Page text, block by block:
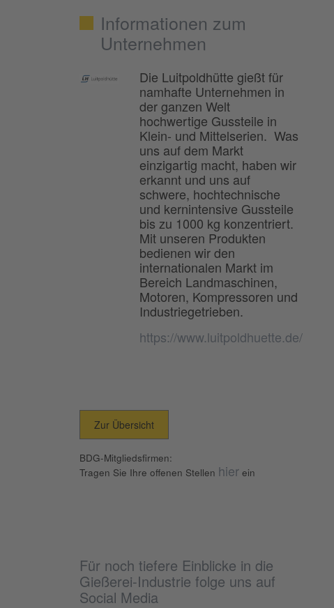
Informationen zum
Unternehmen
Die Luitpoldhütte gießt für
namhafte Unternehmen in
der ganzen Welt
hochwertige Gussteile in
Klein- und Mittelserien. Was
uns auf dem Markt
einzigartig macht, haben wir
erkannt und uns auf
schwere, hochtechnische
und kernintensive Gussteile
bis zu 1000 kg konzentriert.
Mit unseren Produkten
bedienen wir den
internationalen Markt im
Bereich Landmaschinen,
Motoren, Kompressoren und
Industriegetrieben.
https://www.luitpoldhuette.de/
Zur Übersicht
BDG-Mitgliedsfirmen:
Tragen Sie Ihre offenen Stellen hier ein
Für noch tiefere Einblicke in die
Gießerei-Industrie folge uns auf
Social Media